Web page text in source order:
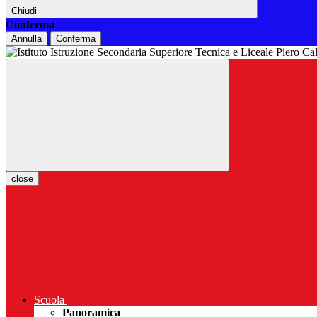
Chiudi
Conferma
Annulla Conferma
close
Scuola
Panoramica